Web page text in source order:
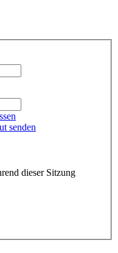
senden
dieser Sitzung